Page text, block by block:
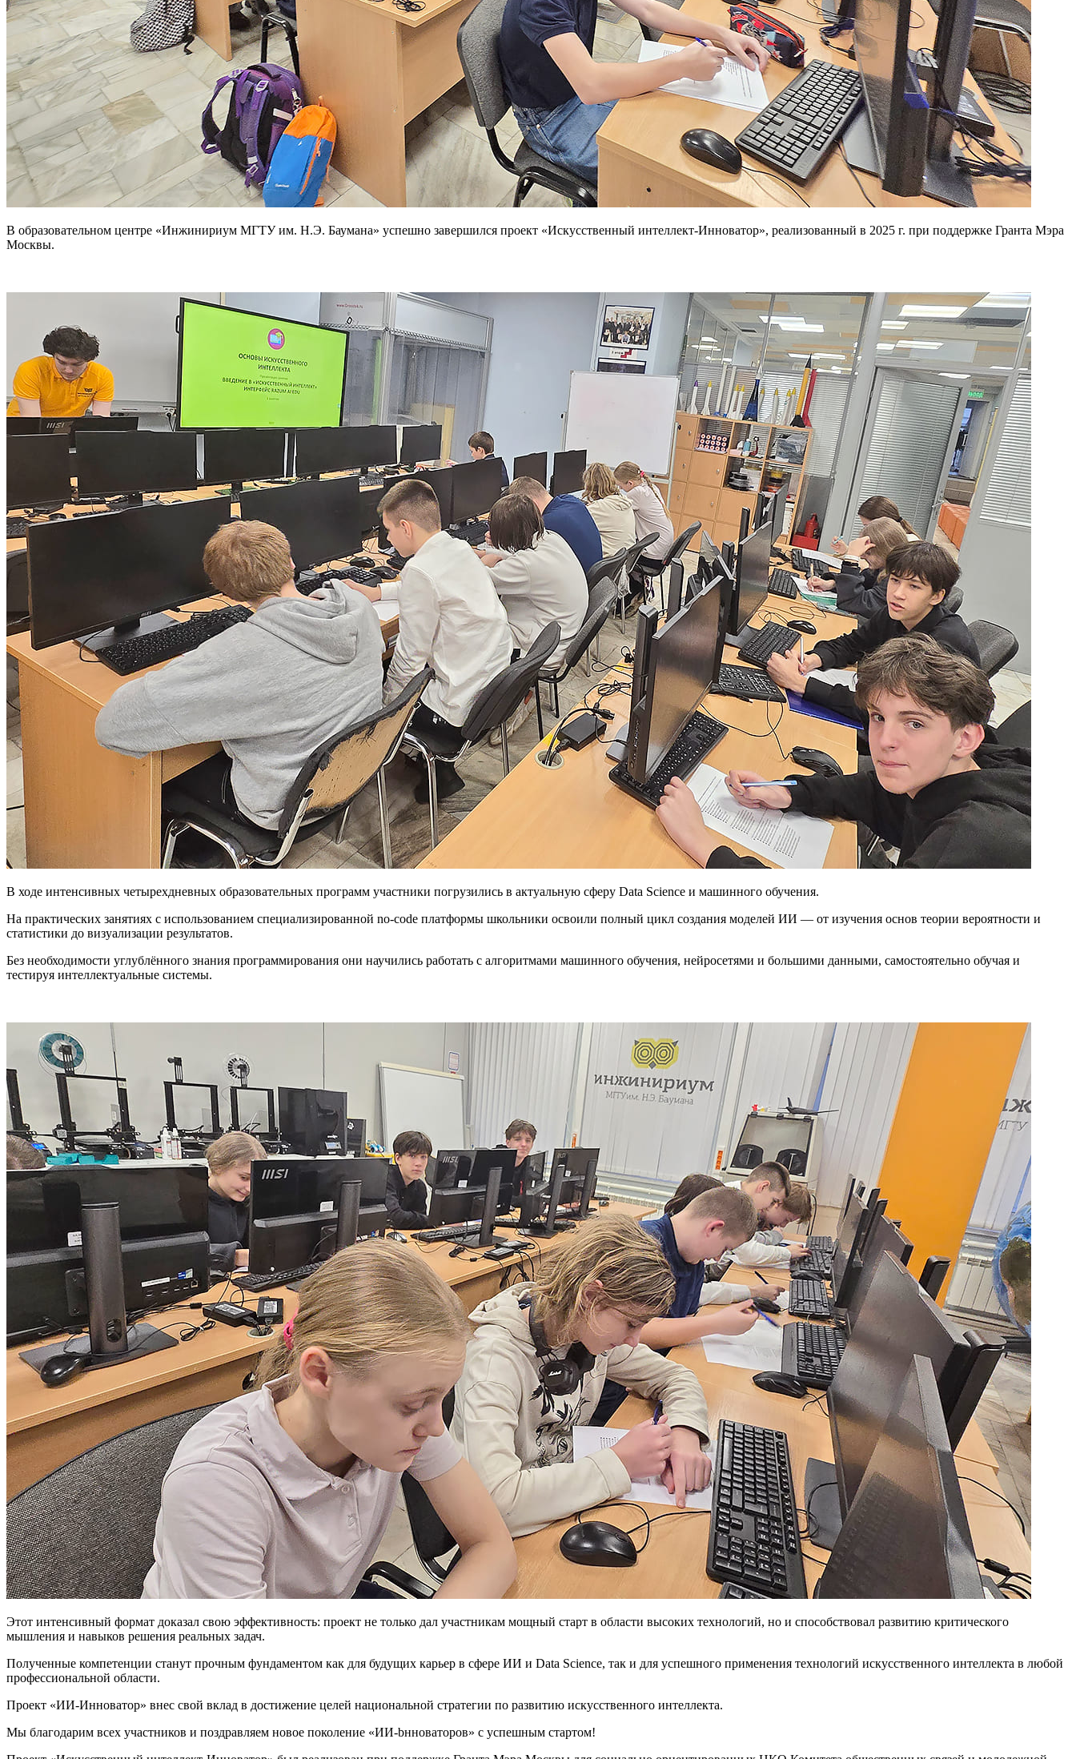
В образовательном центре «Инжинириум МГТУ им. Н.Э. Баумана» успешно завершился проект «Искусственный интеллект-Инноватор», реализованный в 2025 г. при поддержке Гранта Мэра
Москвы.
В ходе интенсивных четырехдневных образовательных программ участники погрузились в актуальную сферу Data Science и машинного обучения.
На практических занятиях с использованием специализированной no-code платформы школьники освоили полный цикл создания моделей ИИ — от изучения основ теории вероятности и
статистики до визуализации результатов.
Без необходимости углублённого знания программирования они научились работать с алгоритмами машинного обучения, нейросетями и большими данными, самостоятельно обучая и
тестируя интеллектуальные системы.
Этот интенсивный формат доказал свою эффективность: проект не только дал участникам мощный старт в области высоких технологий, но и способствовал развитию критического
мышления и навыков решения реальных задач.
Полученные компетенции станут прочным фундаментом как для будущих карьер в сфере ИИ и Data Science, так и для успешного применения технологий искусственного интеллекта в любой
профессиональной области.
Проект «ИИ-Инноватор» внес свой вклад в достижение целей национальной стратегии по развитию искусственного интеллекта.
Мы благодарим всех участников и поздравляем новое поколение «ИИ-bнноваторов» с успешным стартом!